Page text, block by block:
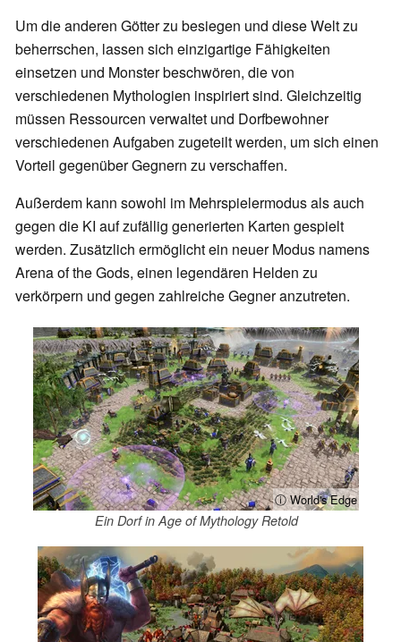
Um die anderen Götter zu besiegen und diese Welt zu
beherrschen, lassen sich einzigartige Fähigkeiten
einsetzen und Monster beschwören, die von
verschiedenen Mythologien inspiriert sind. Gleichzeitig
müssen Ressourcen verwaltet und Dorfbewohner
verschiedenen Aufgaben zugeteilt werden, um sich einen
Vorteil gegenüber Gegnern zu verschaffen.
Außerdem kann sowohl im Mehrspielermodus als auch
gegen die KI auf zufällig generierten Karten gespielt
werden. Zusätzlich ermöglicht ein neuer Modus namens
Arena of the Gods, einen legendären Helden zu
verkörpern und gegen zahlreiche Gegner anzutreten.
ⓘ World's Edge
Ein Dorf in Age of Mythology Retold